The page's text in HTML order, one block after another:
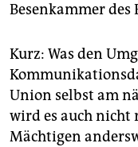
Besenkammer
Kurz: Was den
Union selbst am
wird es auch nicht
Mächtigen